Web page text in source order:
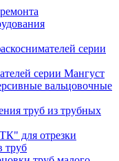
серии
серии Мангуст
вальцовочные
труб из трубных
для отрезки
труб